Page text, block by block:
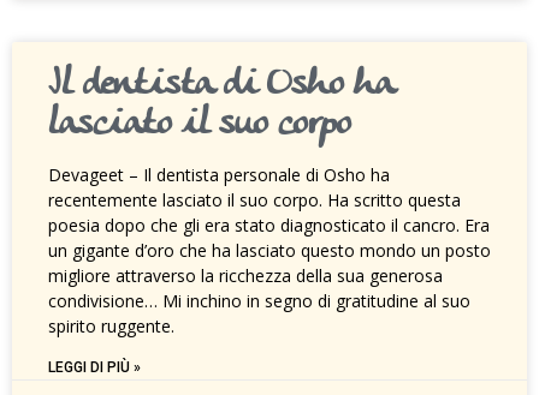
Il dentista di Osho ha
lasciato il suo corpo
Devageet – Il dentista personale di Osho ha
recentemente lasciato il suo corpo. Ha scritto questa
poesia dopo che gli era stato diagnosticato il cancro. Era
un gigante d’oro che ha lasciato questo mondo un posto
migliore attraverso la ricchezza della sua generosa
condivisione… Mi inchino in segno di gratitudine al suo
spirito ruggente.
LEGGI DI PIÙ »